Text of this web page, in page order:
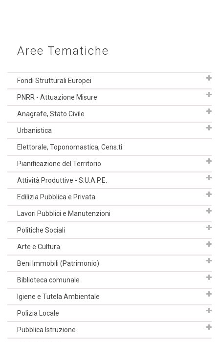
Aree Tematiche
Fondi Strutturali Europei
PNRR - Attuazione Misure
Anagrafe, Stato Civile
Urbanistica
Elettorale, Toponomastica, Cens.ti
Pianificazione del Territorio
Attività Produttive - S.U.A.P.E.
Edilizia Pubblica e Privata
Lavori Pubblici e Manutenzioni
Politiche Sociali
Arte e Cultura
Beni Immobili (Patrimonio)
Biblioteca comunale
Igiene e Tutela Ambientale
Polizia Locale
Pubblica Istruzione